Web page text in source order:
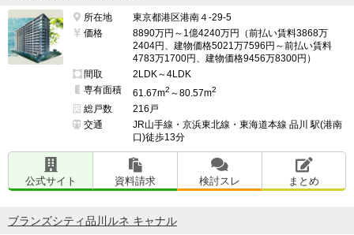
（※管理担当より）
当コーナーでは、入居者・契約者の方からのクチコミを
募集しています。
https://e-ma.co/q2FKk
所在地
東京都港区港南４-29-5
価格
8890万円～1億4240万円（前払い賃料3868万
2404円、建物価格5021万7596円～前払い賃料
4783万1700円、建物価格9456万8300円）
間取
2LDK～4LDK
専有面積
61.67m2 ～80.57m2
総戸数
216戸
交通
JR山手線・京浜東北線・東海道本線 品川 駅(港南
口)徒歩13分
公式サイト 資料請求 検討スレ まとめ
ブランズシティ品川ルネ キャナル